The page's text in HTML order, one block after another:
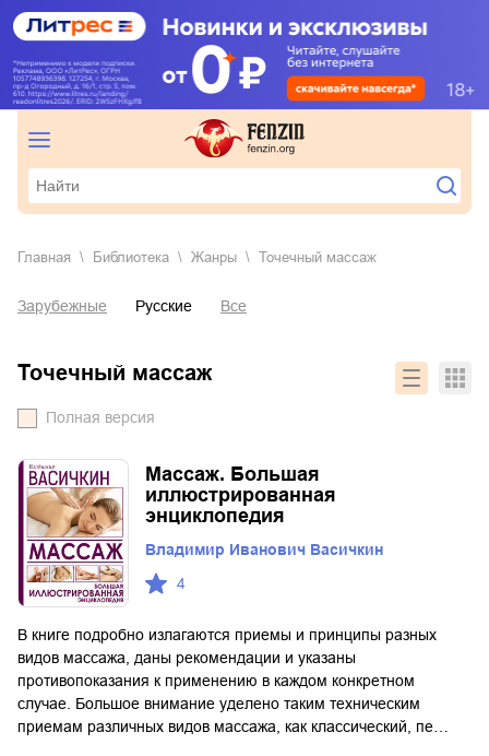
Главная Библиотека Жанры точечный массаж
Зарубежные Русские Все
точечный массаж
Полная версия
Массаж. Большая
иллюстрированная
энциклопедия
Владимир Иванович Васичкин
4
В книге подробно излагаются приемы и принципы разных
видов массажа, даны рекомендации и указаны
противопоказания к применению в каждом конкретном
случае. Большое внимание уделено таким техническим
приемам различных видов массажа, как классический, пе…